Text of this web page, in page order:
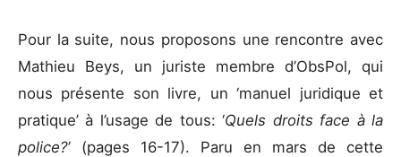
Pour la suite, nous proposons une rencontre avec
Mathieu Beys, un juriste membre d’ObsPol, qui
nous présente son livre, un ‘manuel juridique et
pratique’ à l’usage de tous: ‘Quels droits face à la
police?’ (pages 16-17). Paru en mars de cette